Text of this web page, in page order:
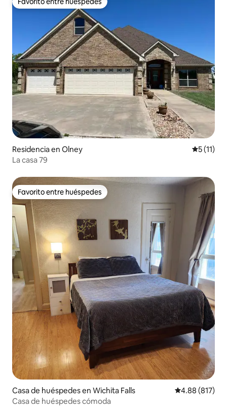
Favorito entre huéspedes
Residencia en Olney
5 (11)
La casa 79
Favorito entre huéspedes
Favorito entre huéspedes
Casa de huéspedes en Wichita Falls Calificación
4.88 (817)
Casa de huéspedes cómoda